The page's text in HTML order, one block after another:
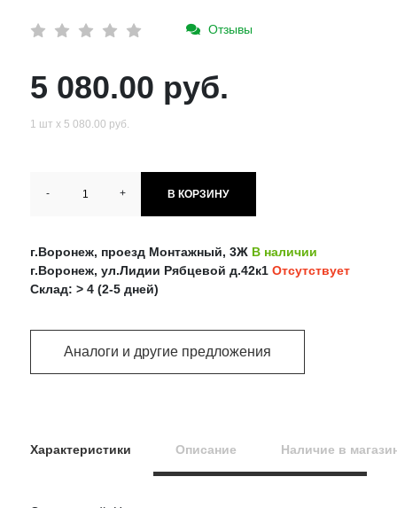
Отзывы
5 080.00 руб.
1 шт х 5 080.00 руб.
- + В КОРЗИНУ
г.Воронеж, проезд Монтажный, 3Ж В наличии
г.Воронеж, ул.Лидии Рябцевой д.42к1 Отсутствует
Склад: > 4 (2-5 дней)
Аналоги и другие предложения
Характеристики Описание Наличие в